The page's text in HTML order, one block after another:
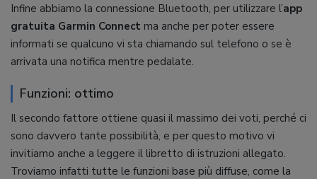
Infine abbiamo la connessione Bluetooth, per utilizzare l’app
gratuita Garmin Connect ma anche per poter essere
informati se qualcuno vi sta chiamando sul telefono o se è
arrivata una notifica mentre pedalate.
Funzioni: ottimo
Il secondo fattore ottiene quasi il massimo dei voti, perché ci
sono davvero tante possibilità, e per questo motivo vi
invitiamo anche a leggere il libretto di istruzioni allegato.
Troviamo infatti tutte le funzioni base più diffuse, come la